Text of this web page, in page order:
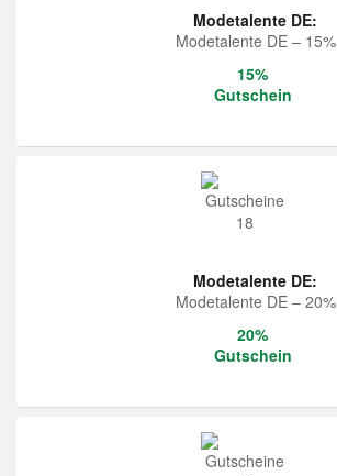
Modetalente DE:
Modetalente DE – 15%
15%
Gutschein
Modetalente DE:
Modetalente DE – 20%
20%
Gutschein